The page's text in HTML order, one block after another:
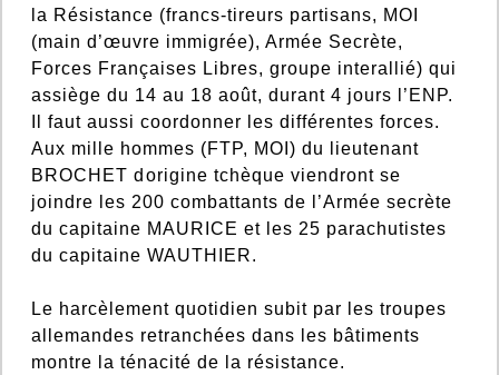
la Résistance (francs-tireurs partisans, MOI
(main d’œuvre immigrée), Armée Secrète,
Forces Françaises Libres, groupe interallié) qui
assiège du 14 au 18 août, durant 4 jours l’ENP.
Il faut aussi coordonner les différentes forces.
Aux mille hommes (FTP, MOI) du lieutenant
BROCHET dorigine tchèque viendront se
joindre les 200 combattants de l’Armée secrète
du capitaine MAURICE et les 25 parachutistes
du capitaine WAUTHIER.
Le harcèlement quotidien subit par les troupes
allemandes retranchées dans les bâtiments
montre la ténacité de la résistance.